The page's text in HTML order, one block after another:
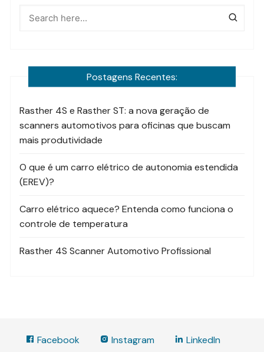
Postagens Recentes:
Rasther 4S e Rasther ST: a nova geração de
scanners automotivos para oficinas que buscam
mais produtividade
O que é um carro elétrico de autonomia estendida
(EREV)?
Carro elétrico aquece? Entenda como funciona o
controle de temperatura
Rasther 4S Scanner Automotivo Profissional
Facebook Instagram
LinkedIn